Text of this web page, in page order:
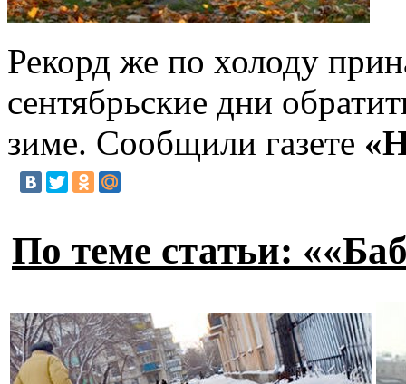
Рекорд же по холоду
сентябрьские дни
зиме. Сообщили газете
По теме статьи: